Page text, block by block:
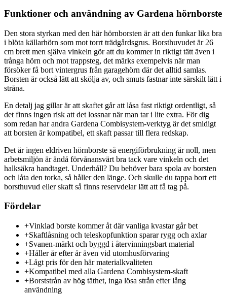
Funktioner och användning av Gardena hörnborste
Den stora styrkan med den här hörnborsten är att den funkar lika bra
i blöta källarhörn som mot torrt trädgårdsgrus. Borsthuvudet är 26
cm brett men själva vinkeln gör att du kommer in riktigt tätt även i
trånga hörn och mot trappsteg, det märks exempelvis när man
försöker få bort vintergrus från garagehörn där det alltid samlas.
Borsten är också lätt att skölja av, och smuts fastnar inte särskilt lätt i
stråna.
En detalj jag gillar är att skaftet går att låsa fast riktigt ordentligt, så
det finns ingen risk att det lossnar när man tar i lite extra. För dig
som redan har andra Gardena Combisystem-verktyg är det smidigt
att borsten är kompatibel, ett skaft passar till flera redskap.
Det är ingen eldriven hörnborste så energiförbrukning är noll, men
arbetsmiljön är ändå förvånansvärt bra tack vare vinkeln och det
halksäkra handtaget. Underhåll? Du behöver bara spola av borsten
och låta den torka, så håller den länge. Och skulle du tappa bort ett
borsthuvud eller skaft så finns reservdelar lätt att få tag på.
Fördelar
+Vinklad borste kommer åt där vanliga kvastar går bet
+Skaftlåsning och teleskopfunktion sparar rygg och axlar
+Svanen-märkt och byggd i återvinningsbart material
+Håller år efter år även vid utomhusförvaring
+Lågt pris för den här materialkvaliteten
+Kompatibel med alla Gardena Combisystem-skaft
+Borststrån av hög täthet, inga lösa strån efter lång
användning